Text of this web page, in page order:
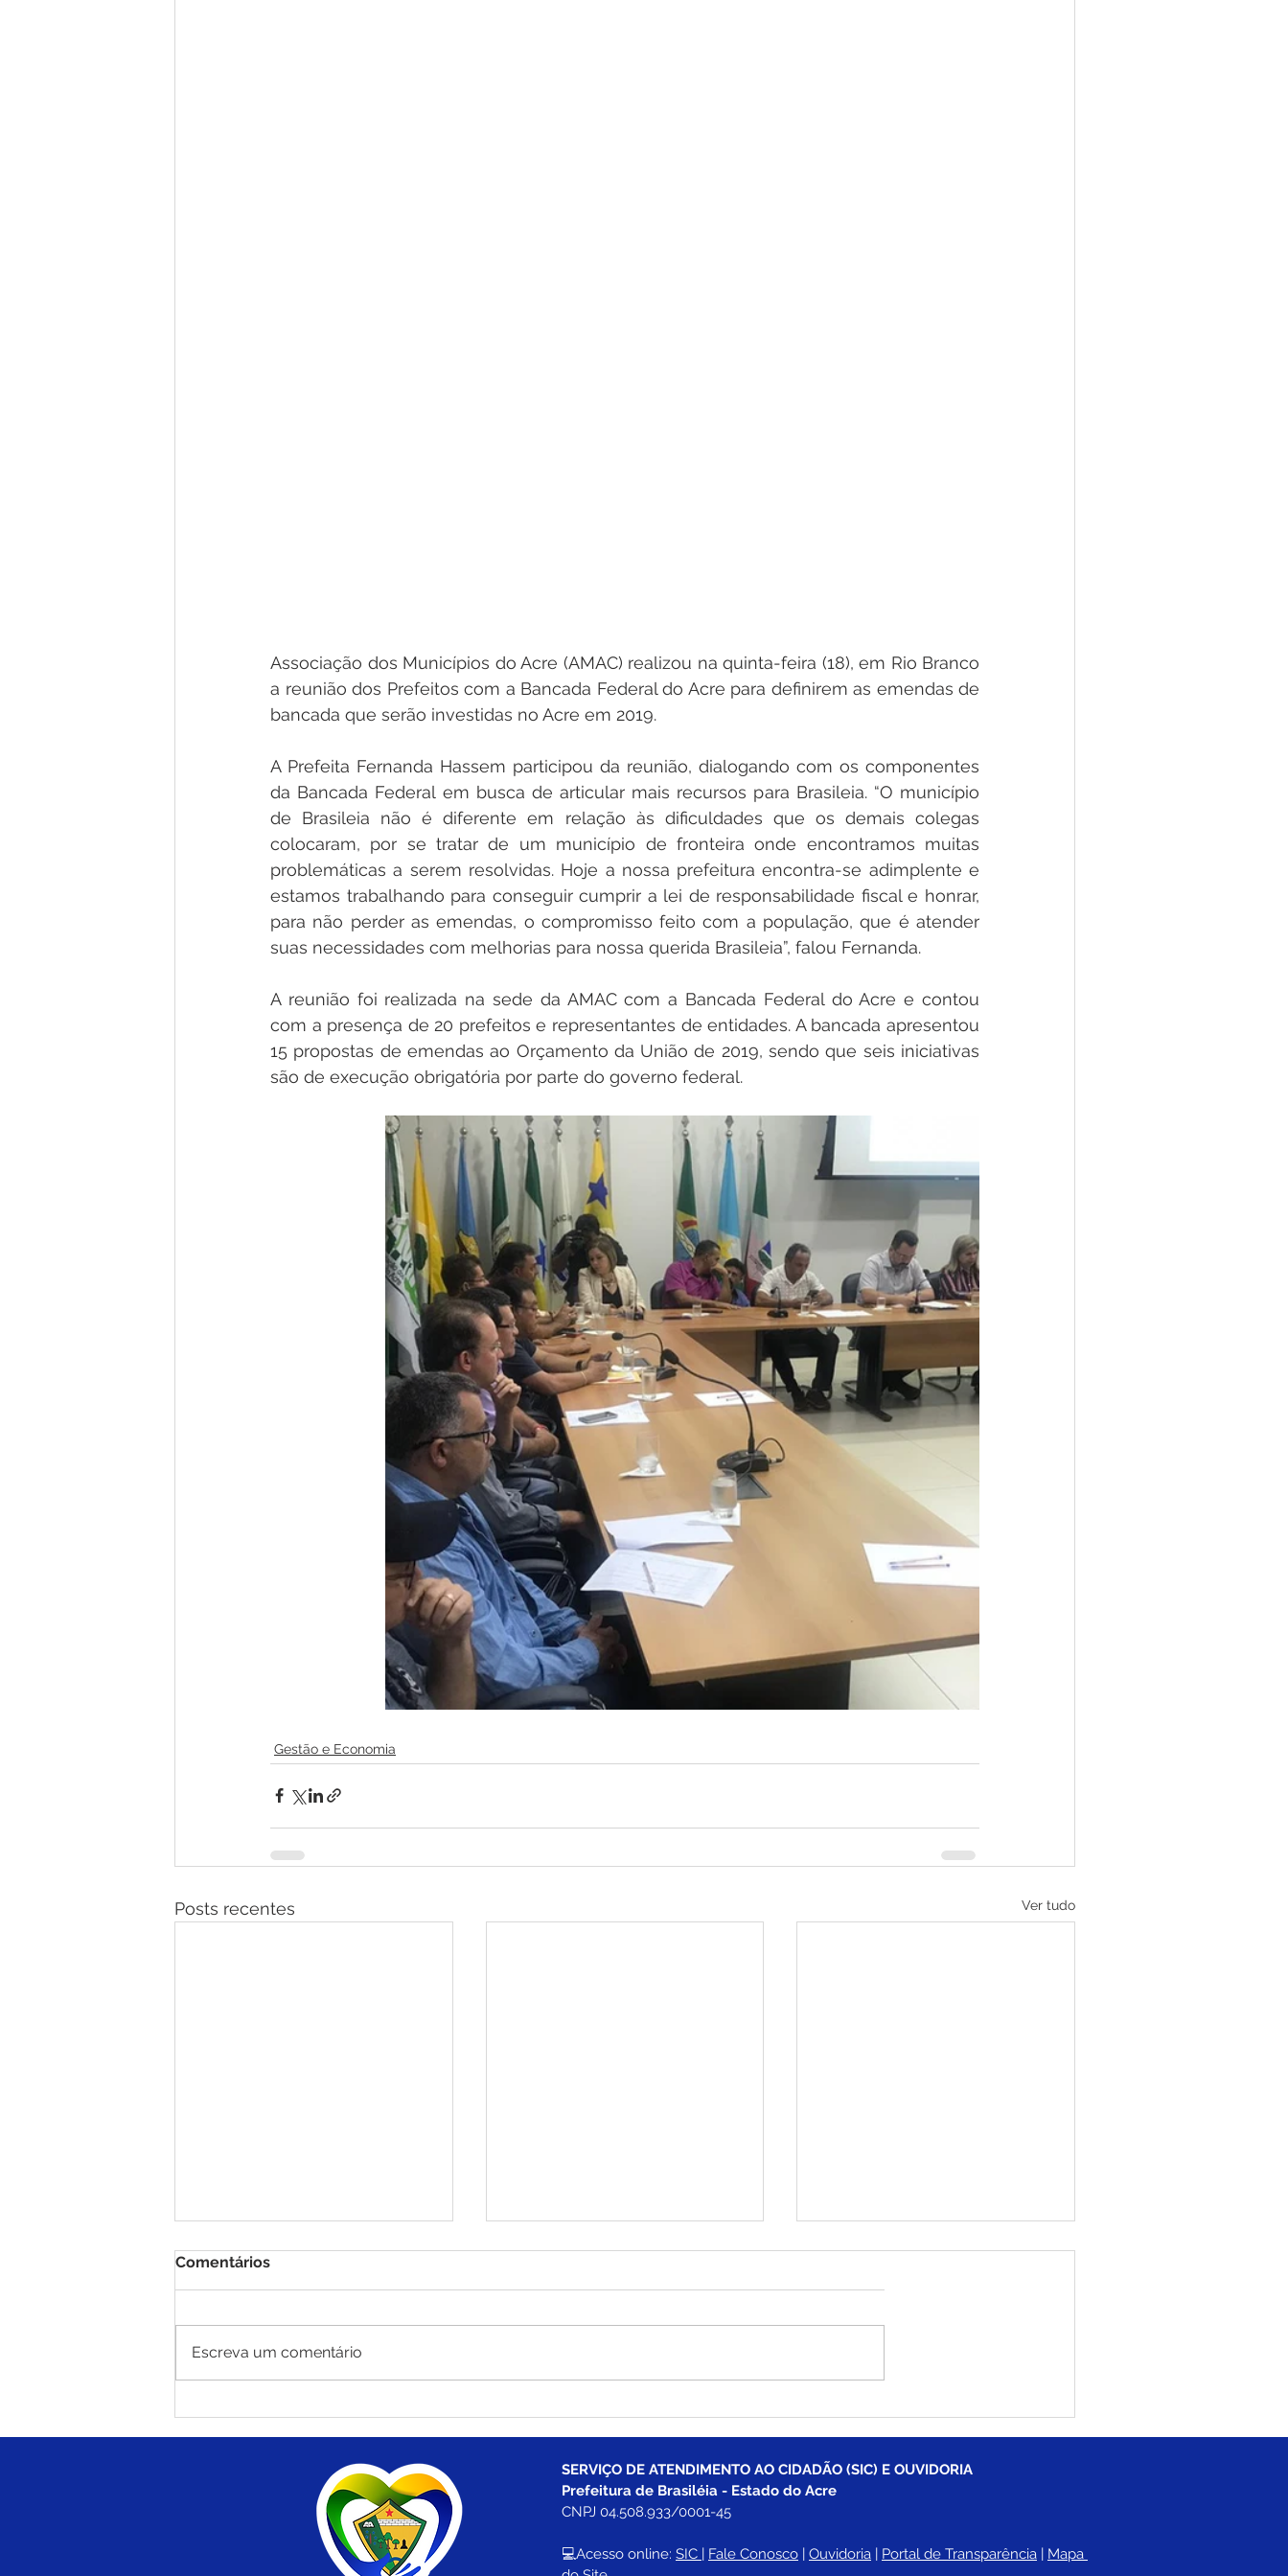
Associação dos Municípios do Acre (AMAC) realizou na quinta-feira (18), em Rio Branco
a reunião dos Prefeitos com a Bancada Federal do Acre para definirem as emendas de
bancada que serão investidas no Acre em 2019.
A Prefeita Fernanda Hassem participou da reunião, dialogando com os componentes
da Bancada Federal em busca de articular mais recursos para Brasileia. “O município
de Brasileia não é diferente em relação às dificuldades que os demais colegas
colocaram, por se tratar de um município de fronteira onde encontramos muitas
problemáticas a serem resolvidas. Hoje a nossa prefeitura encontra-se adimplente e
estamos trabalhando para conseguir cumprir a lei de responsabilidade fiscal e honrar,
para não perder as emendas, o compromisso feito com a população, que é atender
suas necessidades com melhorias para nossa querida Brasileia”, falou Fernanda.
A reunião foi realizada na sede da AMAC com a Bancada Federal do Acre e contou
com a presença de 20 prefeitos e representantes de entidades. A bancada apresentou
15 propostas de emendas ao Orçamento da União de 2019, sendo que seis iniciativas
são de execução obrigatória por parte do governo federal.
Gestão e Economia
Posts recentes Ver tudo
destaque para castanha e
compromisso com o
crescimento sustentável
Empresarial - Acre é o
Nosso Negócio
Comentários
Escreva um comentário
SERVIÇO DE ATENDIMENTO AO CIDADÃO (SIC) E OUVIDORIA
Prefeitura de Brasiléia - Estado do Acre
CNPJ 04.508.933/0001-45
💻Acesso online: SIC | Fale Conosco | Ouvidoria | Portal de Transparência | Mapa